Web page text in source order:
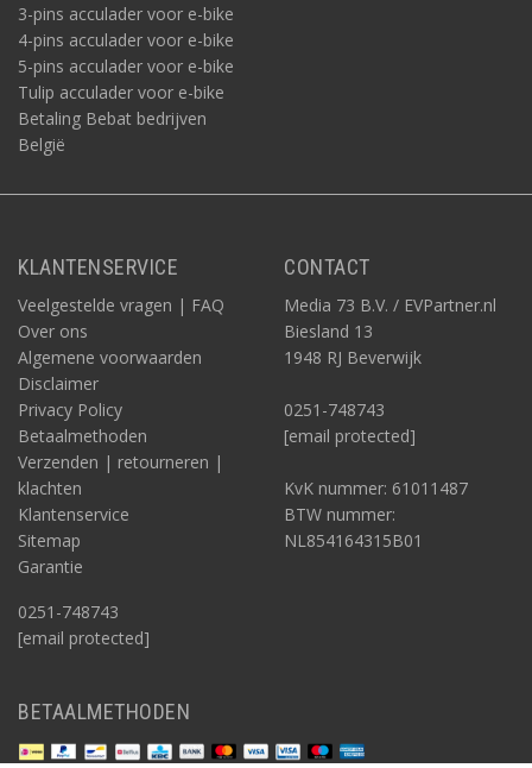
3-pins acculader voor e-bike
4-pins acculader voor e-bike
5-pins acculader voor e-bike
Tulip acculader voor e-bike
Betaling Bebat bedrijven
België
KLANTENSERVICE
Veelgestelde vragen | FAQ
Over ons
Algemene voorwaarden
Disclaimer
Privacy Policy
Betaalmethoden
Verzenden | retourneren |
klachten
Klantenservice
Sitemap
Garantie
0251-748743
[email protected]
CONTACT
Media 73 B.V. / EVPartner.nl
Biesland 13
1948 RJ Beverwijk
0251-748743
[email protected]
KvK nummer: 61011487
BTW nummer:
NL854164315B01
BETAALMETHODEN